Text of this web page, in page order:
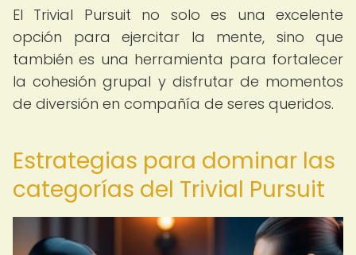
El Trivial Pursuit no solo es una excelente
opción para ejercitar la mente, sino que
también es una herramienta para fortalecer
la cohesión grupal y disfrutar de momentos
de diversión en compañía de seres queridos.
Estrategias para dominar las
categorías del Trivial Pursuit